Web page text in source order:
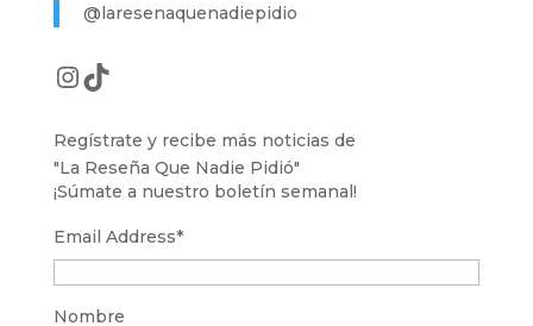
@laresenaquenadiepidio
Instagram
TikTok
Regístrate y recibe más noticias de
"La Reseña Que Nadie Pidió"
¡Súmate a nuestro boletín semanal!
Email Address*
Nombre